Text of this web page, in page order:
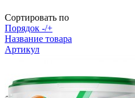
Сортировать по
Порядок -/+
Название товара
Артикул